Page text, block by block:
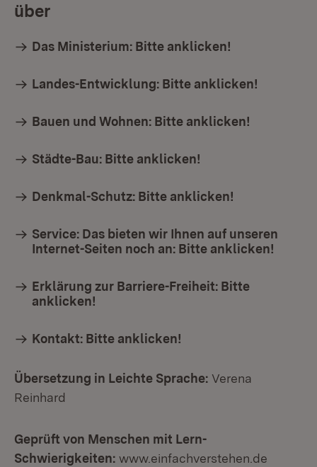
über
Das Ministerium: Bitte anklicken!
Landes-Entwicklung: Bitte anklicken!
Bauen und Wohnen: Bitte anklicken!
Städte-Bau: Bitte anklicken!
Denkmal-Schutz: Bitte anklicken!
Service: Das bieten wir Ihnen auf unseren
Internet-Seiten noch an: Bitte anklicken!
Erklärung zur Barriere-Freiheit: Bitte
anklicken!
Kontakt: Bitte anklicken!
Übersetzung in Leichte Sprache: Verena
Reinhard
Geprüft von Menschen mit Lern-
Schwierigkeiten: www.einfachverstehen.de